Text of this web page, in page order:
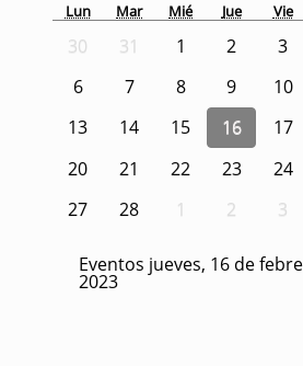
Lun Mar Mié Jue Vie
30 31 1 2 3
6
7 8 9 10
13
14 15 16 17
20
21 22 23 24
27
28 1 2 3
Eventos jueves, 16 de
2023